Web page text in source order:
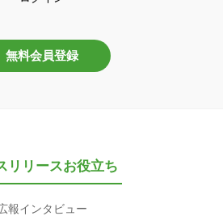
無料会員登録
リリースお役立ち
報インタビュー